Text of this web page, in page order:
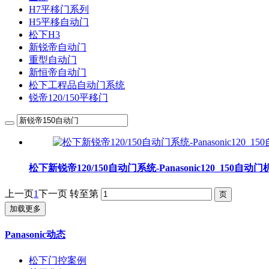
H7平移门系列
H5平移自动门
松下H3
新锐帝自动门
重型自动门
新恒帝自动门
松下工程品自动门系统
锐帝120/150平移门
松下新锐帝120/150自动门系统-Panasonic120_150自动门
上一页1下一页 转至第
加载更多
Panasonic动态
松下门控案例